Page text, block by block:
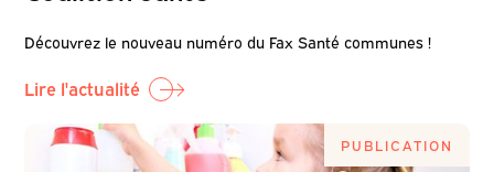
Découvrez le nouveau numéro du Fax Santé communes !
Lire l'actualité
PUBLICATION